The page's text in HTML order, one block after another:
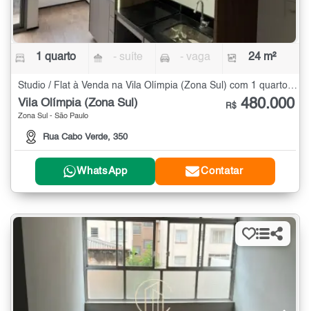
1 quarto - suíte - vaga 24 m²
Studio / Flat à Venda na Vila Olímpia (Zona Sul) com 1 quarto - 24 m²
Vila Olímpia (Zona Sul)
Zona Sul - São Paulo
Rua Cabo Verde, 350
R$ 480.000
WhatsApp Contatar